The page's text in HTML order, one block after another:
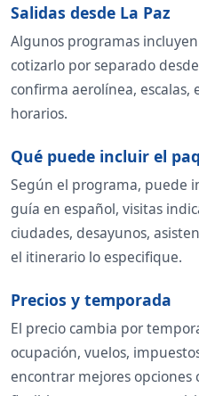
Salidas desde La Paz
Algunos programas
cotizarlo por separado
confirma aerolínea,
horarios.
Qué puede incluir el
Según el programa, puede
guía en español, visitas
ciudades, desayunos,
el itinerario lo especifique.
Precios y temporada
El precio cambia por
ocupación, vuelos,
encontrar mejores opciones